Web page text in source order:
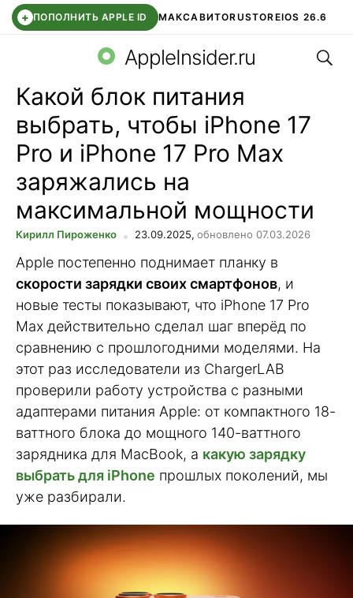
+ ПОПОЛНИТЬ APPLE ID МАКСАВИТОRUSTOREIOS 26.6
СБЕР КИДС ВТБ ОНЛАЙН ЧАТ В ROBLOX
AppleInsider.ru
Какой блок питания
выбрать, чтобы iPhone 17
Pro и iPhone 17 Pro Max
заряжались на
максимальной мощности
Кирилл Пироженко 23.09.2025, обновлено 07.03.2026
Apple постепенно поднимает планку в
скорости зарядки своих смартфонов, и
новые тесты показывают, что iPhone 17 Pro
Max действительно сделал шаг вперёд по
сравнению с прошлогодними моделями. На
этот раз исследователи из ChargerLAB
проверили работу устройства с разными
адаптерами питания Apple: от компактного 18-
ваттного блока до мощного 140-ваттного
зарядника для MacBook, а какую зарядку
выбрать для iPhone прошлых поколений, мы
уже разбирали.